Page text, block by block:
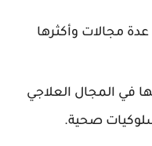
مجالات وأكثرها
في المجال العلاجي
صحية.